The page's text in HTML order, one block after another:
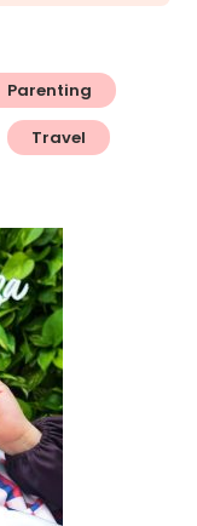
Parenting
Travel